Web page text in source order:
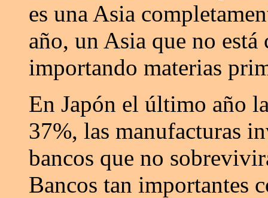
es una Asia
año, un Asia que no
importando materias
En Japón el último año
37%, las manufacturas
bancos que no
Bancos tan importantes